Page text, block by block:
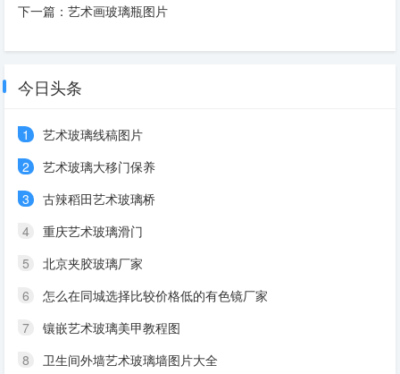
下一篇： 艺术画玻璃瓶图片
今日头条
1
艺术玻璃线稿图片
2
艺术玻璃大移门保养
3
古辣稻田艺术玻璃桥
4
重庆艺术玻璃滑门
5
北京夹胶玻璃厂家
6
怎么在同城选择比较价格低的有色镜厂家
7
镶嵌艺术玻璃美甲教程图
8
卫生间外墙艺术玻璃墙图片大全